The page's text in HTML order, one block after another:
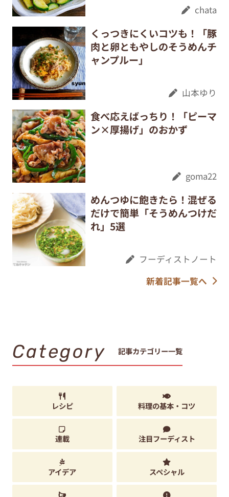
chata
くっつきにくいコツも！「豚
肉と卵ともやしのそうめんチ
ャンプルー」
山本ゆり
食べ応えばっちり！「ピーマ
ン×厚揚げ」のおかず
goma22
めんつゆに飽きたら！混ぜる
だけで簡単「そうめんつけだ
れ」5選
フーディストノート
新着記事一覧へ
Category 記事カテゴリー一覧
レシピ 料理の基本・コツ
連載 注目フーディスト
アイデア スペシャル